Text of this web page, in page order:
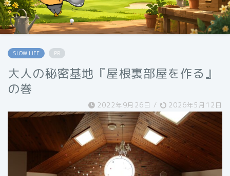
SLOW LIFE PR
大人の秘密基地『屋根裏部屋を作る』
の巻
2022年9月26日 / 2026年5月12日